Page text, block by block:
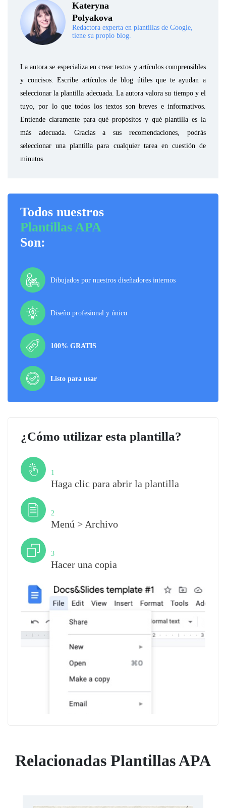
Kateryna
Polyakova
Redactora experta en plantillas de Google,
tiene su propio blog.
La autora se especializa en crear textos y artículos comprensibles
y concisos. Escribe artículos de blog útiles que te ayudan a
seleccionar la plantilla adecuada. La autora valora su tiempo y el
tuyo, por lo que todos los textos son breves e informativos.
Entiende claramente para qué propósitos y qué plantilla es la
más adecuada. Gracias a sus recomendaciones, podrás
seleccionar una plantilla para cualquier tarea en cuestión de
minutos.
Todos nuestros
Plantillas APA
Son:
Dibujados por nuestros diseñadores internos
Diseño profesional y único
100% GRATIS
Listo para usar
¿Cómo utilizar esta plantilla?
1
Haga clic para abrir la plantilla
2
Menú > Archivo
3
Hacer una copia
Relacionadas Plantillas APA